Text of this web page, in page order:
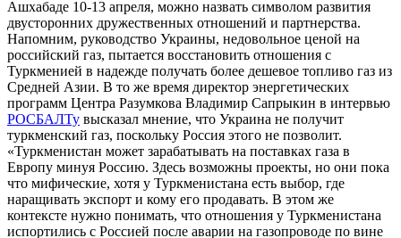
Ашхабаде 10-13 апреля, можно назвать символом развития
двусторонних дружественных отношений и партнерства.
Напомним, руководство Украины, недовольное ценой на
российский газ, пытается восстановить отношения с
Туркменией в надежде получать более дешевое топливо газ из
Средней Азии. В то же время директор энергетических
программ Центра Разумкова Владимир Сапрыкин в интервью
РОСБАЛТу высказал мнение, что Украина не получит
туркменский газ, поскольку Россия этого не позволит.
«Туркменистан может зарабатывать на поставках газа в
Европу минуя Россию. Здесь возможны проекты, но они пока
что мифические, хотя у Туркменистана есть выбор, где
наращивать экспорт и кому его продавать. В этом же
контексте нужно понимать, что отношения у Туркменистана
испортились с Россией после аварии на газопроводе по вине